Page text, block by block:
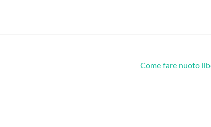
Come fare nuoto